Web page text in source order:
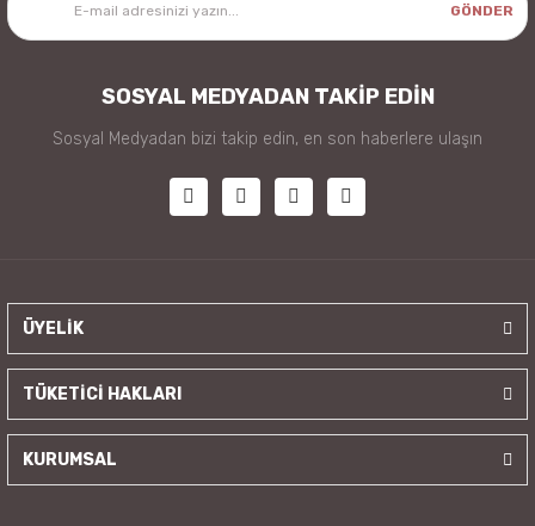
GÖNDER
SOSYAL MEDYADAN TAKİP EDİN
Sosyal Medyadan bizi takip edin, en son haberlere ulaşın
ÜYELİK
TÜKETİCİ HAKLARI
KURUMSAL